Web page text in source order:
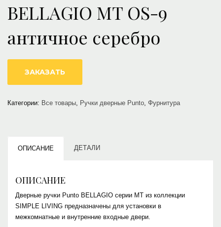
BELLAGIO MT OS-9
античное серебро
ЗАКАЗАТЬ
Категории: Все товары, Ручки дверные Punto, Фурнитура
ОПИСАНИЕ ДЕТАЛИ
ОПИСАНИЕ
Дверные ручки Punto BELLAGIO серии MT из коллекции
SIMPLE LIVING предназначены для установки в
межкомнатные и внутренние входные двери.